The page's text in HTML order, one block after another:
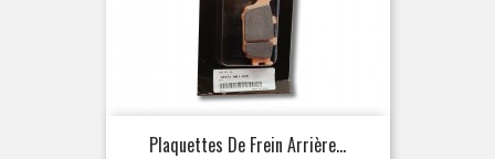
Plaquettes De Frein Arrière...